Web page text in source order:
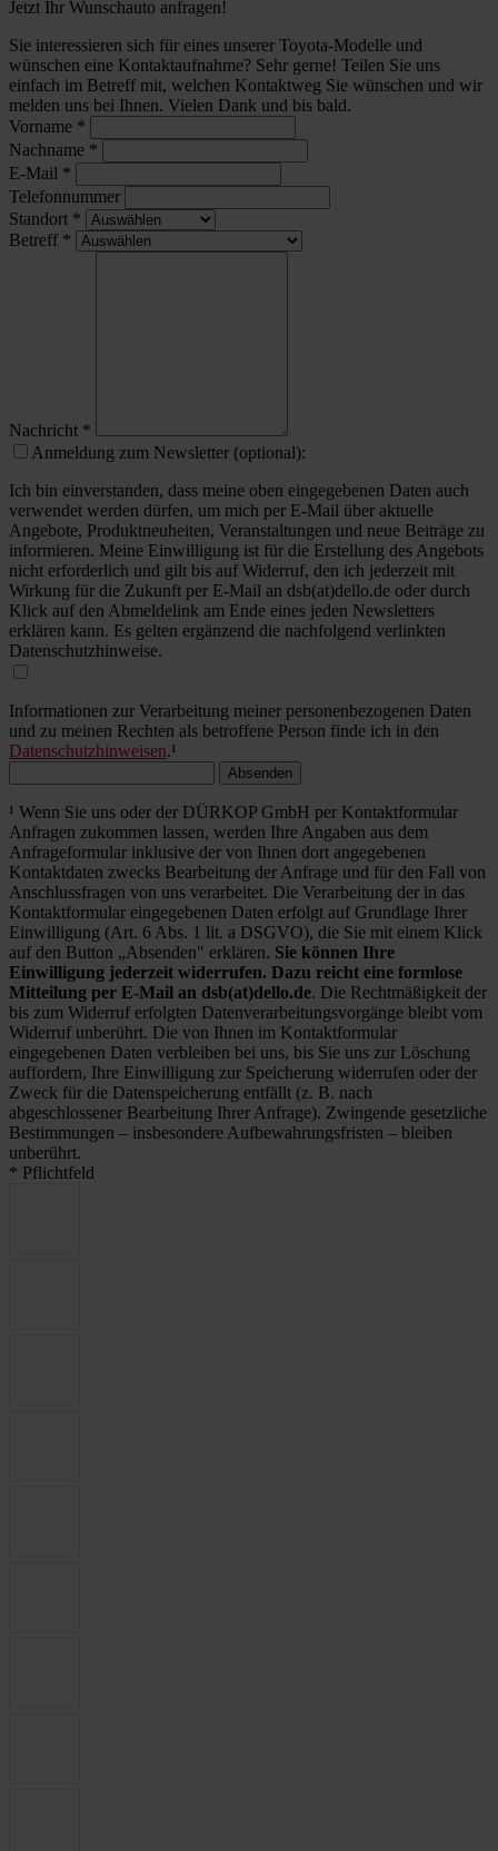
Jetzt Ihr Wunschauto anfragen!
Sie interessieren sich für eines unserer Toyota-Modelle und
wünschen eine Kontaktaufnahme? Sehr gerne! Teilen Sie uns
einfach im Betreff mit, welchen Kontaktweg Sie wünschen und wir
melden uns bei Ihnen. Vielen Dank und bis bald.
Vorname *
Nachname *
E-Mail *
Telefonnummer
Standort *
Betreff *
Nachricht *
Anmeldung zum Newsletter (optional):
Ich bin einverstanden, dass meine oben eingegebenen Daten auch
verwendet werden dürfen, um mich per E-Mail über aktuelle
Angebote, Produktneuheiten, Veranstaltungen und neue Beiträge zu
informieren. Meine Einwilligung ist für die Erstellung des Angebots
nicht erforderlich und gilt bis auf Widerruf, den ich jederzeit mit
Wirkung für die Zukunft per E-Mail an dsb(at)dello.de oder durch
Klick auf den Abmeldelink am Ende eines jeden Newsletters
erklären kann. Es gelten ergänzend die nachfolgend verlinkten
Datenschutzhinweise.
Informationen zur Verarbeitung meiner personenbezogenen Daten
und zu meinen Rechten als betroffene Person finde ich in den
Datenschutzhinweisen.¹
Absenden
¹ Wenn Sie uns oder der DÜRKOP GmbH per Kontaktformular
Anfragen zukommen lassen, werden Ihre Angaben aus dem
Anfrageformular inklusive der von Ihnen dort angegebenen
Kontaktdaten zwecks Bearbeitung der Anfrage und für den Fall von
Anschlussfragen von uns verarbeitet. Die Verarbeitung der in das
Kontaktformular eingegebenen Daten erfolgt auf Grundlage Ihrer
Einwilligung (Art. 6 Abs. 1 lit. a DSGVO), die Sie mit einem Klick
auf den Button „Absenden" erklären. Sie können Ihre
Einwilligung jederzeit widerrufen. Dazu reicht eine formlose
Mitteilung per E-Mail an dsb(at)dello.de. Die Rechtmäßigkeit der
bis zum Widerruf erfolgten Datenverarbeitungsvorgänge bleibt vom
Widerruf unberührt. Die von Ihnen im Kontaktformular
eingegebenen Daten verbleiben bei uns, bis Sie uns zur Löschung
auffordern, Ihre Einwilligung zur Speicherung widerrufen oder der
Zweck für die Datenspeicherung entfällt (z. B. nach
abgeschlossener Bearbeitung Ihrer Anfrage). Zwingende gesetzliche
Bestimmungen – insbesondere Aufbewahrungsfristen – bleiben
unberührt.
* Pflichtfeld